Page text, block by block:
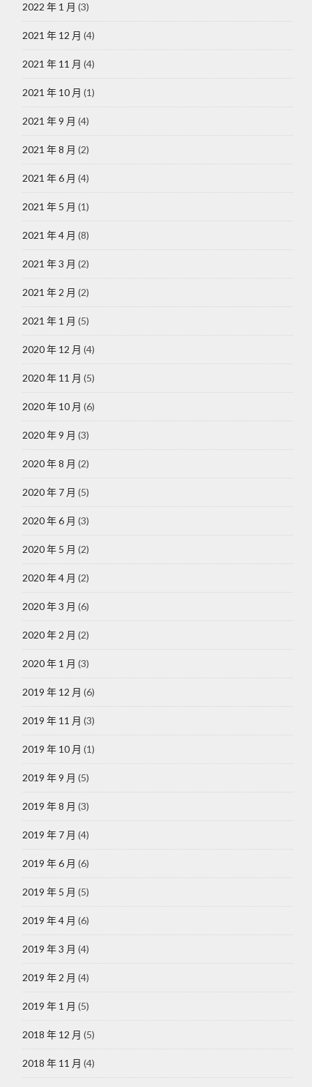
2022 年 1 月 (3)
2021 年 12 月 (4)
2021 年 11 月 (4)
2021 年 10 月 (1)
2021 年 9 月 (4)
2021 年 8 月 (2)
2021 年 6 月 (4)
2021 年 5 月 (1)
2021 年 4 月 (8)
2021 年 3 月 (2)
2021 年 2 月 (2)
2021 年 1 月 (5)
2020 年 12 月 (4)
2020 年 11 月 (5)
2020 年 10 月 (6)
2020 年 9 月 (3)
2020 年 8 月 (2)
2020 年 7 月 (5)
2020 年 6 月 (3)
2020 年 5 月 (2)
2020 年 4 月 (2)
2020 年 3 月 (6)
2020 年 2 月 (2)
2020 年 1 月 (3)
2019 年 12 月 (6)
2019 年 11 月 (3)
2019 年 10 月 (1)
2019 年 9 月 (5)
2019 年 8 月 (3)
2019 年 7 月 (4)
2019 年 6 月 (6)
2019 年 5 月 (5)
2019 年 4 月 (6)
2019 年 3 月 (4)
2019 年 2 月 (4)
2019 年 1 月 (5)
2018 年 12 月 (5)
2018 年 11 月 (4)